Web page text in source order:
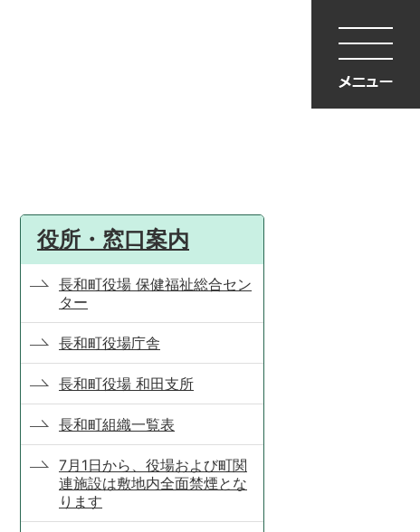
役所・窓口案内
長和町役場 保健福祉総合セン
ター
長和町役場庁舎
長和町役場 和田支所
長和町組織一覧表
7月1日から、役場および町関
連施設は敷地内全面禁煙とな
ります